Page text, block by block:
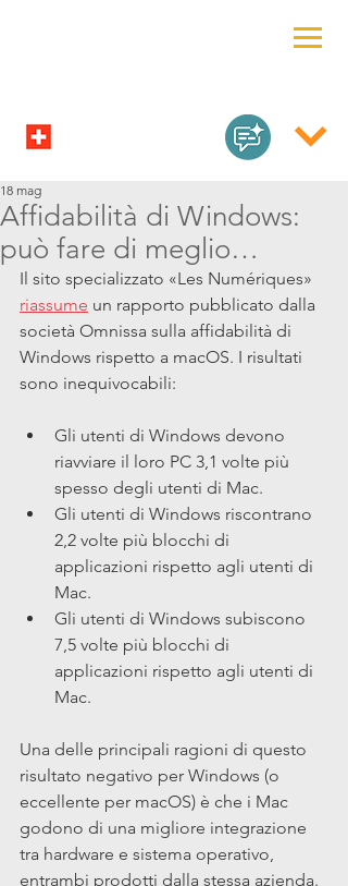
Affidabilità di Windows:
può fare di meglio…
18 mag
Il sito specializzato «Les Numériques»
riassume un rapporto pubblicato dalla
società Omnissa sulla affidabilità di
Windows rispetto a macOS. I risultati
sono inequivocabili:
Gli utenti di Windows devono
riavviare il loro PC 3,1 volte più
spesso degli utenti di Mac.
Gli utenti di Windows riscontrano
2,2 volte più blocchi di
applicazioni rispetto agli utenti di
Mac.
Gli utenti di Windows subiscono
7,5 volte più blocchi di
applicazioni rispetto agli utenti di
Mac.
Una delle principali ragioni di questo
risultato negativo per Windows (o
eccellente per macOS) è che i Mac
godono di una migliore integrazione
tra hardware e sistema operativo,
entrambi prodotti dalla stessa azienda.